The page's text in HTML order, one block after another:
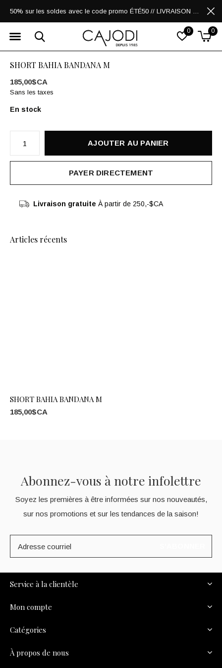
0 0
50% sur les soldes avec le code promo ÉTÉ50 // LIVRAISON GRATUITE POUR LES ACHATS DE 250$ ET PLUS
SHORT BAHIA BANDANA M
185,00$CA
Sans les taxes
En stock
AJOUTER AU PANIER
PAYER DIRECTEMENT
Livraison gratuite À partir de 250,-$CA
Articles récents
SHORT BAHIA BANDANA M
185,00$CA
Abonnez-vous à notre infolettre
Soyez les premières à être informées sur nos nouveautés,
sur nos promotions et sur les tendances de la saison!
Service à la clientèle
Mon compte
Catégories
À propos de nous